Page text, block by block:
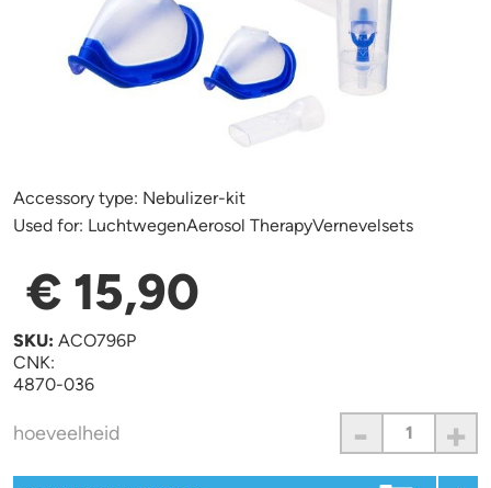
Accessory type: Nebulizer-kit
Used for: LuchtwegenAerosol TherapyVernevelsets
€ 15,90
SKU: ACO796P
CNK:
4870-036
hoeveelheid - +